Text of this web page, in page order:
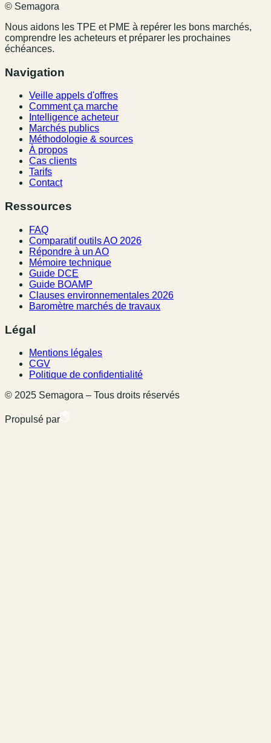
© Semagora
Nous aidons les TPE et PME à repérer les bons marchés,
comprendre les acheteurs et préparer les prochaines
échéances.
Navigation
Veille appels d'offres
Comment ça marche
Intelligence acheteur
Marchés publics
Méthodologie & sources
À propos
Cas clients
Tarifs
Contact
Ressources
FAQ
Comparatif outils AO 2026
Répondre à un AO
Mémoire technique
Guide DCE
Guide BOAMP
Clauses environnementales 2026
Baromètre marchés de travaux
Légal
Mentions légales
CGV
Politique de confidentialité
© 2025 Semagora – Tous droits réservés
Propulsé par